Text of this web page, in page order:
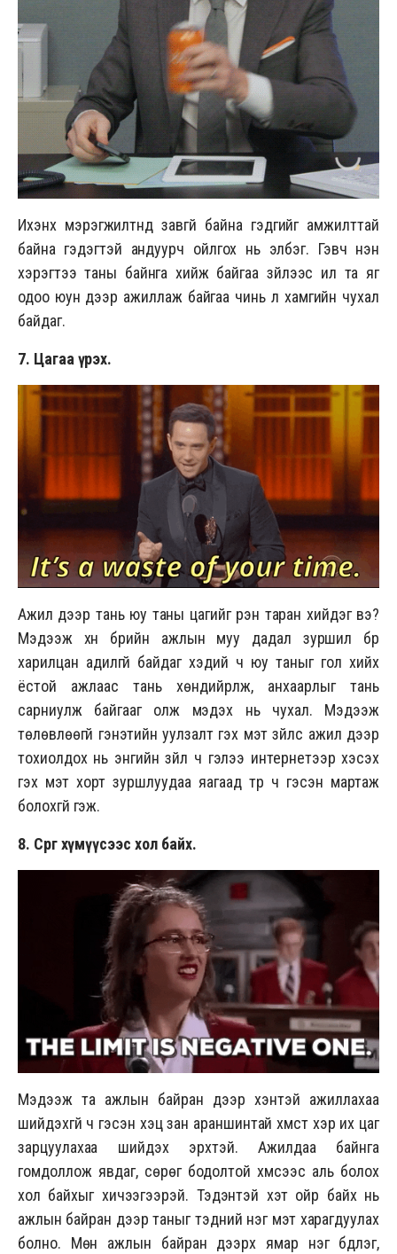
Ихэнх мэрэгжилтнүүд завгүй байна гэдгийг амжилттай
байна гэдэгтэй андуурч ойлгох нь элбэг. Гэвч үнэн
хэрэгтээ таны байнга хийж байгаа зүйлээс илүү та яг
одоо юун дээр ажиллаж байгаа чинь л хамгийн чухал
байдаг.
7. Цагаа үрэх.
Ажил дээр тань юу таны цагийг үрэн таран хийдэг вэ?
Мэдээж хүн бүрийн ажлын муу дадал зуршил бүр
харилцан адилгүй байдаг хэдий ч юу таныг гол хийх
ёстой ажлаас тань хөндийрүүлж, анхаарлыг тань
сарниулж байгааг олж мэдэх нь чухал. Мэдээж
төлөвлөөгүй гэнэтийн уулзалт гэх мэт зүйлс ажил дээр
тохиолдох нь энгийн зүйл ч гэлээ интернетээр хэсэх
гэх мэт хорт зуршлуудаа яагаад түр ч гэсэн мартаж
болохгүй гэж.
8. Сөрөг хүмүүсээс хол байх.
Мэдээж та ажлын байран дээр хэнтэй ажиллахаа
шийдэхгүй ч гэсэн хэцүү зан араншинтай хүмүүст хэр их цаг
зарцуулахаа шийдэх эрхтэй. Ажилдаа байнга
гомдоллож явдаг, сөрөг бодолтой хүмүүсээс аль болох
хол байхыг хичээгээрэй. Тэдэнтэй хэт ойр байх нь
ажлын байран дээр таныг тэдний нэг мэт харагдуулах
болно. Мөн ажлын байран дээрх ямар нэг бүдүүлэг,